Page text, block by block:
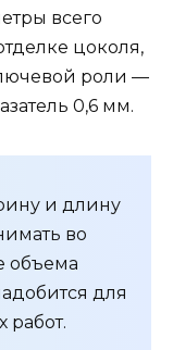
всего
цоколя,
роли —
0,6 мм.
и длину
во
объема
для
работ.